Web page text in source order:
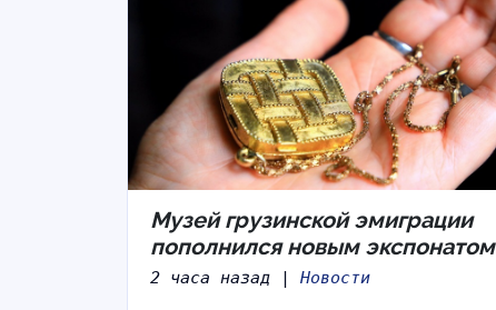
Музей грузинской эмиграции
пополнился новым экспонатом
2 часа назад | Новости